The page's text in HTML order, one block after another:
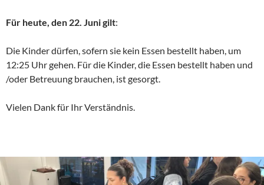
Für heute, den 22. Juni gilt:
Die Kinder dürfen, sofern sie kein Essen bestellt haben, um
12:25 Uhr gehen. Für die Kinder, die Essen bestellt haben und
/oder Betreuung brauchen, ist gesorgt.
Vielen Dank für Ihr Verständnis.